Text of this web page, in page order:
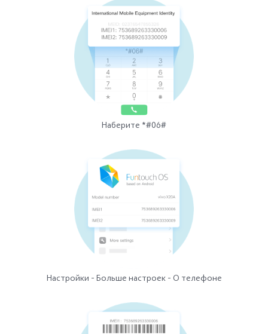
Наберите *#06#
Настройки - Больше настроек - О телефоне